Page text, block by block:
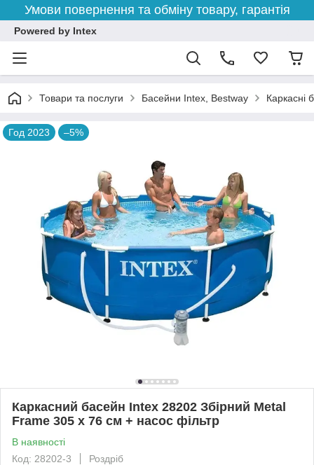
Умови повернення та обміну товару, гарантія
Powered by Intex
Товари та послуги Басейни Intex, Bestway Каркасні
Год 2023 –5%
Каркасний басейн Intex 28202 Збірний Metal
Frame 305 x 76 см + насос фільтр
В наявності
Код: 28202-3
Роздріб